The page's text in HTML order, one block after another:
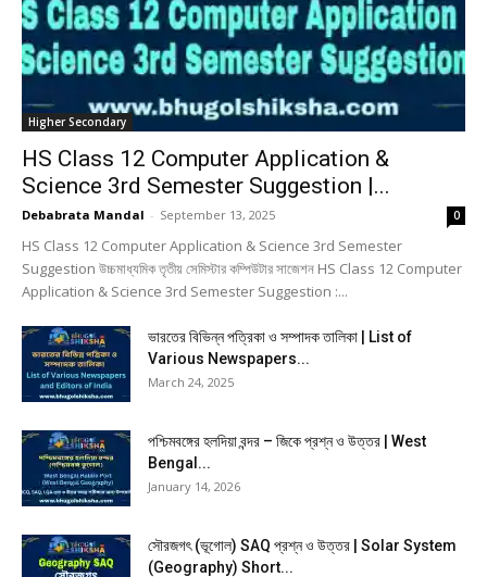
Higher Secondary
HS Class 12 Computer Application &
Science 3rd Semester Suggestion |...
Debabrata Mandal - September 13, 2025 0
HS Class 12 Computer Application & Science 3rd Semester
Suggestion উচ্চমাধ্যমিক তৃতীয় সেমিস্টার কম্পিউটার সাজেশন HS Class 12 Computer
Application & Science 3rd Semester Suggestion :...
ভারতের বিভিন্ন পত্রিকা ও সম্পাদক তালিকা | List of
Various Newspapers...
March 24, 2025
পশ্চিমবঙ্গের হলদিয়া বন্দর – জিকে প্রশ্ন ও উত্তর | West
Bengal...
January 14, 2026
সৌরজগৎ (ভূগোল) SAQ প্রশ্ন ও উত্তর | Solar System
(Geography) Short...